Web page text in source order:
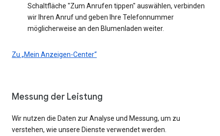
Schaltfläche "Zum Anrufen tippen" auswählen, verbinden
wir Ihren Anruf und geben Ihre Telefonnummer
möglicherweise an den Blumenladen weiter.
Zu „Mein Anzeigen-Center“
Messung der Leistung
Wir nutzen die Daten zur Analyse und Messung, um zu
verstehen, wie unsere Dienste verwendet werden.